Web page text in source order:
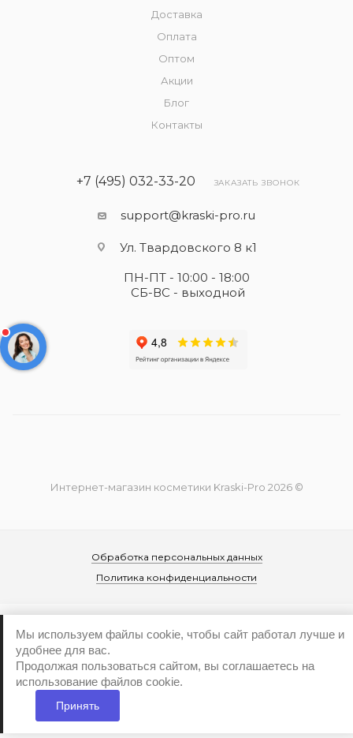
Доставка
Оплата
Оптом
Акции
Блог
Контакты
+7 (495) 032-33-20 ЗАКАЗАТЬ ЗВОНОК
support@kraski-pro.ru
Ул. Твардовского 8 к1
ПН-ПТ - 10:00 - 18:00
СБ-ВС - выходной
Интернет-магазин косметики Kraski-Pro 2026 ©
Обработка персональных данных
Политика конфиденциальности
Мы используем файлы cookie, чтобы сайт работал лучше и
удобнее для вас.
Продолжая пользоваться сайтом, вы соглашаетесь на
использование файлов cookie.
Принять